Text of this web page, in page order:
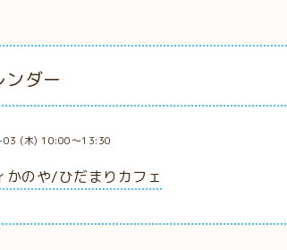
ダー
(木) 10:00～13:30
のや/ひだまりカフェ